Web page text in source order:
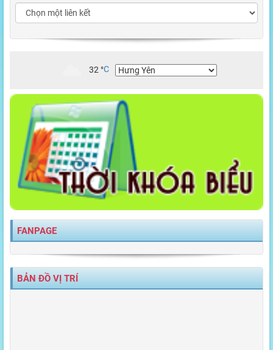
32 °C
FANPAGE
BẢN ĐỒ VỊ TRÍ